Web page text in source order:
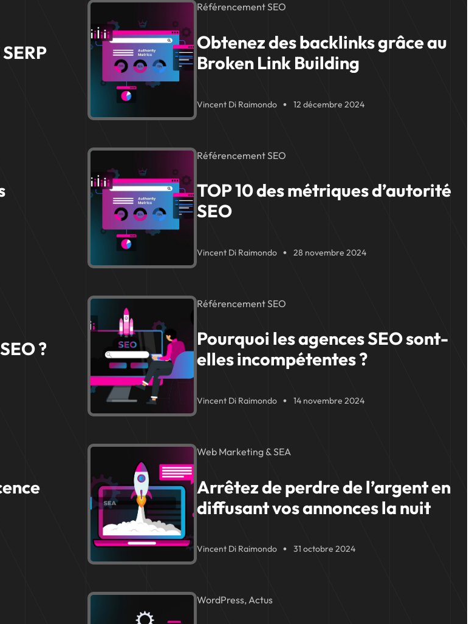
Référencement SEO
Obtenez des backlinks grâce au
Broken Link Building
Vincent Di Raimondo 12 décembre 2024
Référencement SEO
TOP 10 des métriques d’autorité
SEO
Vincent Di Raimondo 28 novembre 2024
?
Référencement SEO
Pourquoi les agences SEO sont-
elles incompétentes ?
Vincent Di Raimondo 14 novembre 2024
Web Marketing & SEA
Arrêtez de perdre de l’argent en
diffusant vos annonces la nuit
Vincent Di Raimondo 31 octobre 2024
WordPress, Actus